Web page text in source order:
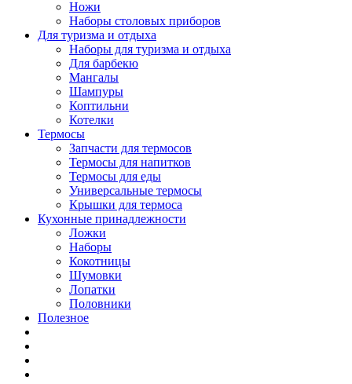
Ножи
Наборы столовых приборов
Для туризма и отдыха
Наборы для туризма и отдыха
Для барбекю
Мангалы
Шампуры
Коптильни
Котелки
Термосы
Запчасти для термосов
Термосы для напитков
Термосы для еды
Универсальные термосы
Крышки для термоса
Кухонные принадлежности
Ложки
Наборы
Кокотницы
Шумовки
Лопатки
Половники
Полезное